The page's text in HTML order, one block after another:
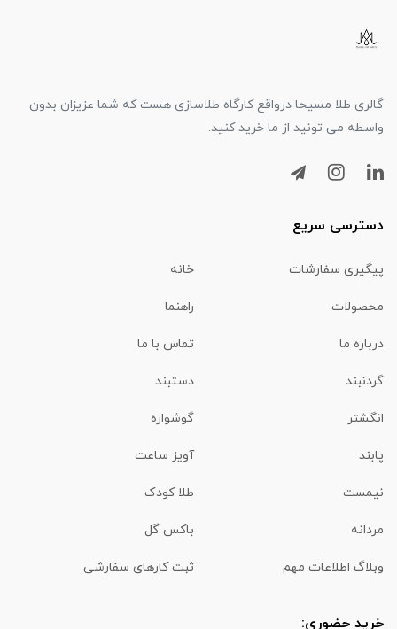
گالری طلا مسیحا درواقع کارگاه طلاسازی هست که شما عزیزان بدون
واسطه می تونید از ما خرید کنید.
دسترسی سریع
پیگیری سفارشات خانه
محصولات راهنما
درباره ما تماس با ما
گردنبند دستبند
انگشتر گوشواره
پابند آویز ساعت
نیمست طلا کودک
مردانه باکس گل
وبلاگ اطلاعات مهم ثبت کارهای سفارشی
خرید حضوری: